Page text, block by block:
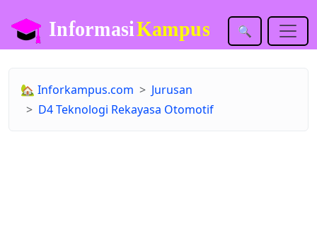
🔍
🏡 Inforkampus.com
Jurusan
D4 Teknologi Rekayasa Otomotif